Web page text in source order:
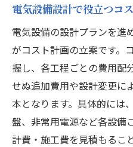
電気設備設計で役立つコ
電気設備の設計プランを進
がコスト計画の立案です。
握し、各工程ごとの費用配
せぬ追加費用や設計変更に
本となります。具体的には
盤、非常用電源など各設備
計費・施工費を見積もるこ